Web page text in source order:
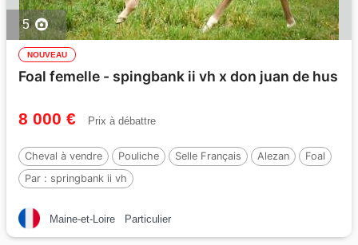
5
NOUVEAU
Foal femelle - spingbank ii vh x don juan de hus
8 000 € Prix à débattre
Cheval à vendre Pouliche Selle Français Alezan
Foal
Par : springbank ii vh
Maine-et-Loire Particulier